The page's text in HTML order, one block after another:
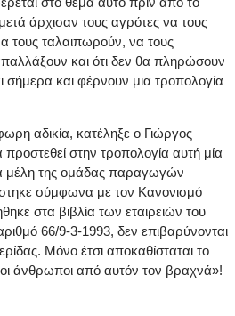
άρχισαν τους αγρότες να τους
τους ταλαιπωρούν, να τους
και ότι δεν θα πληρώσουν
σήμερα και φέρνουν μια τροπολογία
αδικία, κατέληξε ο Γιώργος
στην τροπολογία αυτή μία
μέλη της ομάδας παραγωγών
σύμφωνα με τον Κανονισμό
στα βιβλία των εταιρειών του
66/9-3-1993, δεν επιβαρύνονται
Μόνο έτσι αποκαθίσταται το
οι άνθρωποι από αυτόν τον βραχνά»!